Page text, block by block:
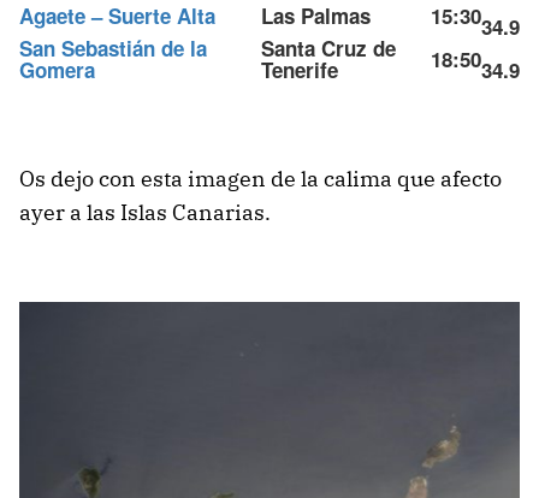
Agaete – Suerte Alta
Las Palmas 15:3034.9
San Sebastián de la
Gomera
Santa Cruz de
Tenerife 18:5034.9
Os dejo con esta imagen de la calima que afecto
ayer a las Islas Canarias.